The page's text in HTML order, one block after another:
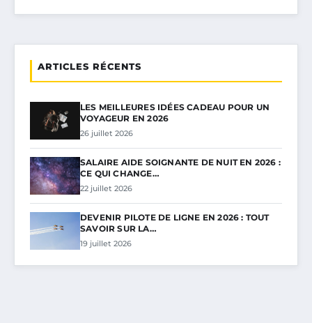
ARTICLES RÉCENTS
LES MEILLEURES IDÉES CADEAU POUR UN
VOYAGEUR EN 2026
26 juillet 2026
SALAIRE AIDE SOIGNANTE DE NUIT EN 2026 :
CE QUI CHANGE…
22 juillet 2026
DEVENIR PILOTE DE LIGNE EN 2026 : TOUT
SAVOIR SUR LA…
19 juillet 2026